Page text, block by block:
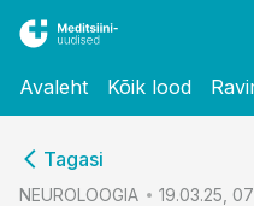
Avaleht Kõik lood
Tagasi
NEUROLOOGIA 19.03.25,